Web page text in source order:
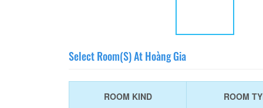
Select Room(s) At Hoàng Gia
ROOM KIND ROOM